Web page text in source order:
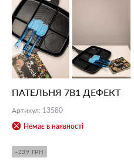
ПАТЕЛЬНЯ 7В1 ДЕФЕКТ
Артикул: 13580
Немає в наявності
-239 ГРН